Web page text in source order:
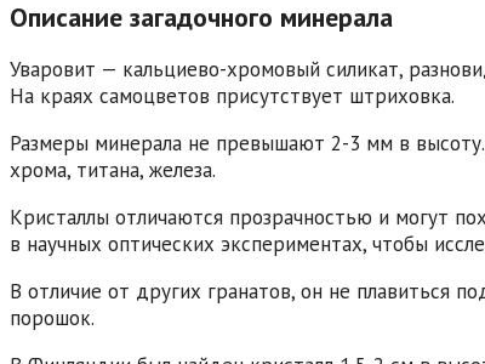
Описание загадочного минерала
Уваровит — кальциево-хромовый силикат,
На краях самоцветов присутствует штриховка.
Размеры минерала не превышают 2-3 мм в
хрома, титана, железа.
Кристаллы отличаются прозрачностью и могут
в научных оптических экспериментах, чтобы
В отличие от других гранатов, он не плавиться
порошок.